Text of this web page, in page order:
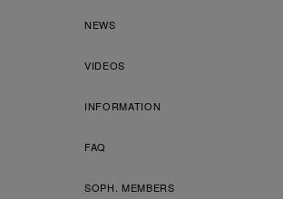
NEWS
VIDEOS
INFORMATION
FAQ
SOPH. MEMBERS